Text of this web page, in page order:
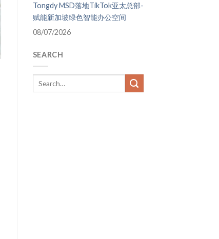
Tongdy MSD落地TikTok亚太总部-
赋能新加坡绿色智能办公空间
08/07/2026
SEARCH